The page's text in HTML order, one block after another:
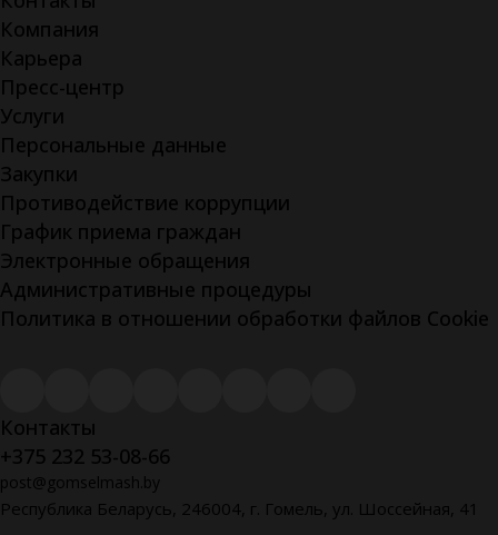
Компания
Карьера
Пресс-центр
Услуги
Персональные данные
Закупки
Противодействие коррупции
График приема граждан
Электронные обращения
Административные процедуры
Политика в отношении обработки файлов Cookie
Контакты
+375 232 53-08-66
post@gomselmash.by
Республика Беларусь, 246004, г. Гомель, ул. Шоссейная, 41